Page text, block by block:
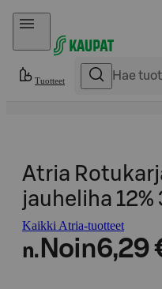
Hyppää sisältöön
Tuotteet
Atria
jauheliha 12%
Kaikki Atria-tuotteet
n. Noin6,29